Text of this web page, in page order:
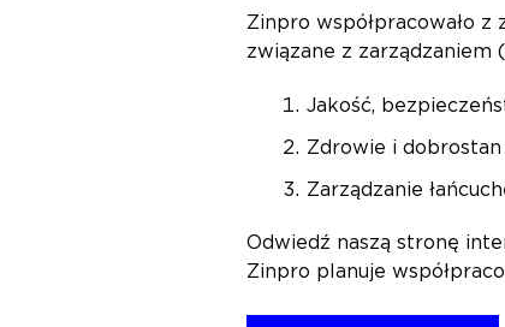
Zinpro współpracowało
związane z zarządzaniem
Jakość,
Zdrowie i
Zarządzanie
Odwiedź naszą stronę
Zinpro planuje